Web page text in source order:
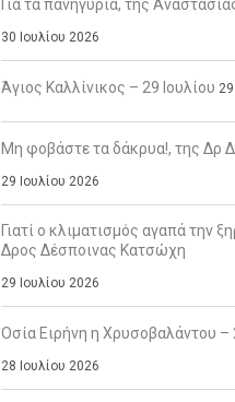
Για τα πανηγύρια, της
30 Ιουλίου 2026
Άγιος Καλλίνικος – 29 Ιουλίου
Μη φοβάστε τα δάκρυα!, της Δρ
29 Ιουλίου 2026
Γιατί ο κλιματισμός αγαπά την
Δρος Δέσποινας Κατσώχη
29 Ιουλίου 2026
Οσία Ειρήνη η Χρυσοβαλάντου –
28 Ιουλίου 2026